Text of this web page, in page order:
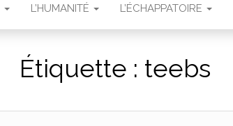
L’HUMANITÉ L’ÉCHAPPATOIRE
Étiquette : teebs